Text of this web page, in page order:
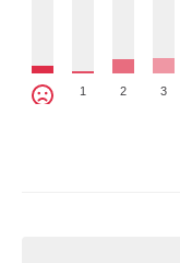
1 2 3